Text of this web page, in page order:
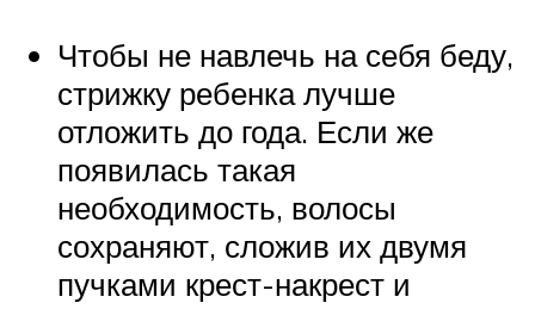
Чтобы не навлечь на себя беду,
стрижку ребенка лучше
отложить до года. Если же
появилась такая
необходимость, волосы
сохраняют, сложив их двумя
пучками крест-накрест и